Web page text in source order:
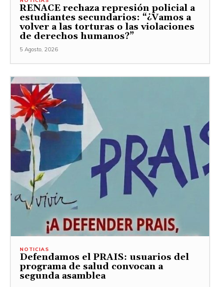
RENACE rechaza represión policial a
estudiantes secundarios: “¿Vamos a
volver a las torturas o las violaciones
de derechos humanos?”
5 Agosto, 2026
NOTICIAS
Defendamos el PRAIS: usuarios del
programa de salud convocan a
segunda asamblea